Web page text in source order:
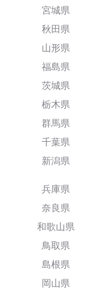
宮城県
秋田県
山形県
福島県
茨城県
栃木県
群馬県
千葉県
新潟県
兵庫県
奈良県
和歌山県
鳥取県
島根県
岡山県